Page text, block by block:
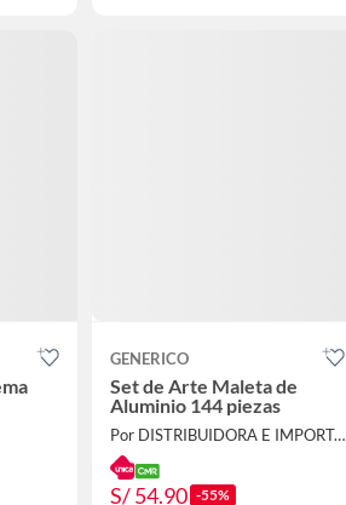
GENERICO
Set de Arte Maleta de
Aluminio 144 piezas
Por DISTRIBUIDORA E IMPORTADORA
S/ 54.90 -55%